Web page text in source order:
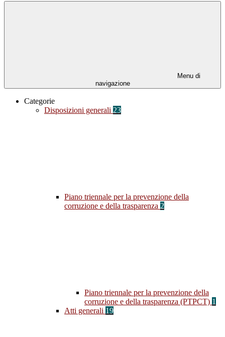
Menu di
navigazione
Categorie
Disposizioni generali 23
Piano triennale per la prevenzione della
corruzione e della trasparenza 2
Piano triennale per la prevenzione della
corruzione e della trasparenza (PTPCT) 1
Atti generali 19